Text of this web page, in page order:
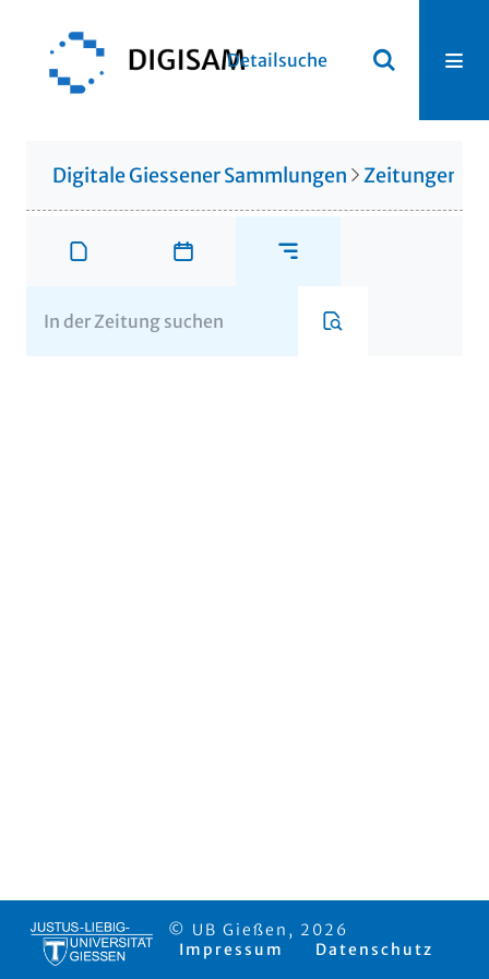
Detailsuche
Digitale Giessener Sammlungen Zeitungen
© UB Gießen, 2026
Impressum
Datenschutz